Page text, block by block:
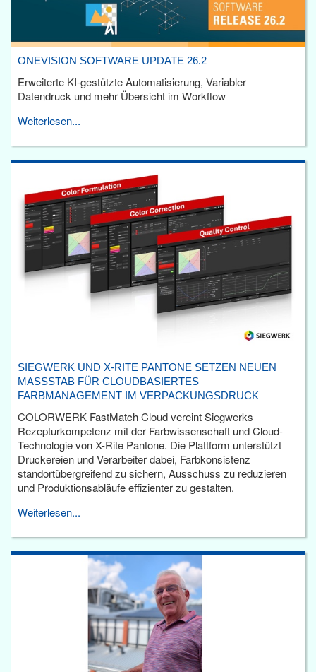
ONEVISION SOFTWARE UPDATE 26.2
Erweiterte KI-gestützte Automatisierung, Variabler
Datendruck und mehr Übersicht im Workflow
Weiterlesen...
SIEGWERK UND X-RITE PANTONE SETZEN NEUEN
MASSSTAB FÜR CLOUDBASIERTES F
ARBMANAGEMENT IM VERPACKUNGSDRUCK
COLORWERK FastMatch Cloud vereint Siegwerks
Rezepturkompetenz mit der Farbwissenschaft und Cloud-
Technologie von X-Rite Pantone. Die Plattform unterstützt
Druckereien und Verarbeiter dabei, Farbkonsistenz
standortübergreifend zu sichern, Ausschuss zu reduzieren
und Produktionsabläufe effizienter zu gestalten.
Weiterlesen...